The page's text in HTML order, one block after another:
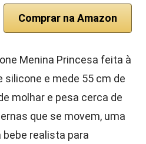
Comprar na Amazon
Menina Princesa feita à
e mede 55 cm de
molhar e pesa cerca de
que se movem, uma
bebe realista para